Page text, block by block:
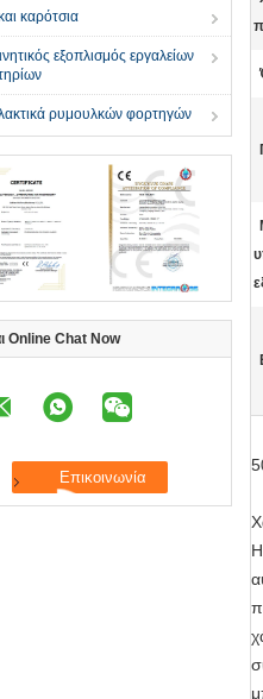
καρότσια
εξοπλισμός εργαλείων
ρυμουλκών φορτηγών
Online Chat Now